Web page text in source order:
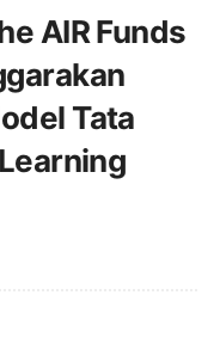
AIR Funds
Tata